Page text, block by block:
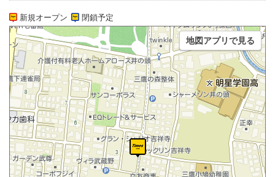
新規オープン 閉鎖予定
地図アプリで見る